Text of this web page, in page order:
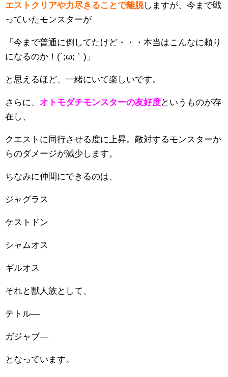
エストクリアや力尽きることで離脱しますが、今まで戦
っていたモンスターが
「今まで普通に倒してたけど・・・本当はこんなに頼り
になるのか！(´;ω;｀)」
と思えるほど、一緒にいて楽しいです。
さらに、 オトモダチモンスターの友好度というものが存
在し、
クエストに同行させる度に上昇。敵対するモンスターか
らのダメージが減少します。
ちなみに仲間にできるのは、
ジャグラス
ケストドン
シャムオス
ギルオス
それと獣人族として、
テトル―
ガジャブ―
となっています。